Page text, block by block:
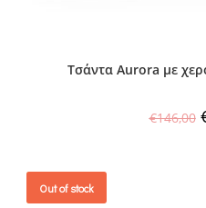
Τσάντα Aurora με
€146,00
SALES !
Out of stock
OUT OF STOCK